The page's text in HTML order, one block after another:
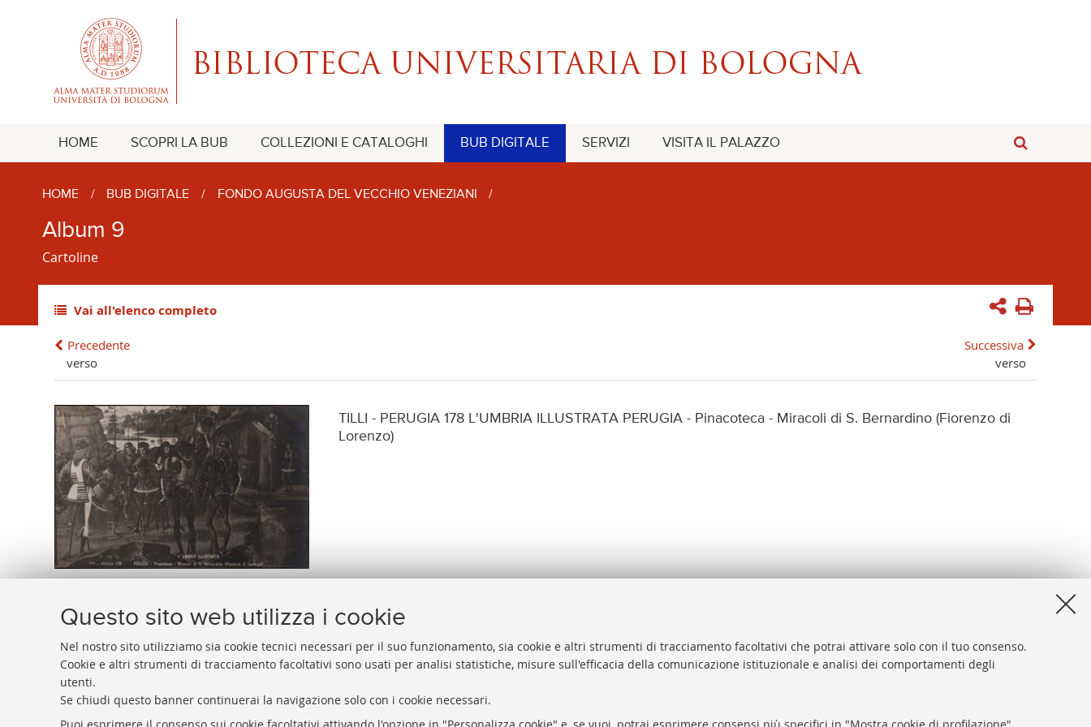
Questo sito web utilizza i cookie
Nel nostro sito utilizziamo sia cookie tecnici necessari per il suo funzionamento, sia cookie e altri strumenti di tracciamento facoltativi che potrai attivare solo con il tuo consenso.
Cookie e altri strumenti di tracciamento facoltativi sono usati per analisi statistiche, misure sull'efficacia della comunicazione istituzionale e analisi dei comportamenti degli
utenti.
Se chiudi questo banner continuerai la navigazione solo con i cookie necessari.
HOME SCOPRI LA BUB COLLEZIONI E CATALOGHI BUB DIGITALE SERVIZI VISITA IL PALAZZO
HOME / BUB DIGITALE / FONDO AUGUSTA DEL VECCHIO VENEZIANI /
Album 9
Cartoline
Vai all'elenco completo
Precedente
verso
Successiva
verso
TILLI - PERUGIA 178 L'UMBRIA ILLUSTRATA PERUGIA - Pinacoteca - Miracoli di S. Bernardino (Fiorenzo di
Lorenzo)
BIBLIOTECA
Presidente: prof. Francesco Citti